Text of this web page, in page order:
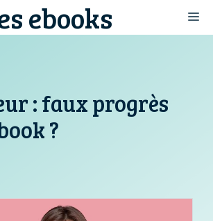
ebooks
: faux progrès
?